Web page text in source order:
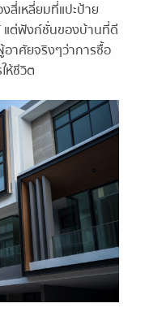
งสี่เหลี่ยมที่แปะป้าย
แต่ฟังก์ชั่นของบ้านที่ดี
อาศัยจริงๆว่าการซื้อ
ห้ชีวิต